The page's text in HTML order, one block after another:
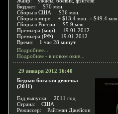
Бюджет: $70 млн.
Сборы в США: $36 млн.
Сборы в мире: + $13.4 млн. = $49.4 млн.
Сборы в России: $5.9 млн.
Премьера (мир): 19.01.2012
Премьера (РФ): 19.01.2012
Время: 1 час 28 минут
Подробнее...
Подробнее - в новом окне...
29 января 2012 16:40
Бедная богатая девочка
(2011)
Год выпуска: 2011 год
Страна: США
Режиссер: Райтман Джейсон